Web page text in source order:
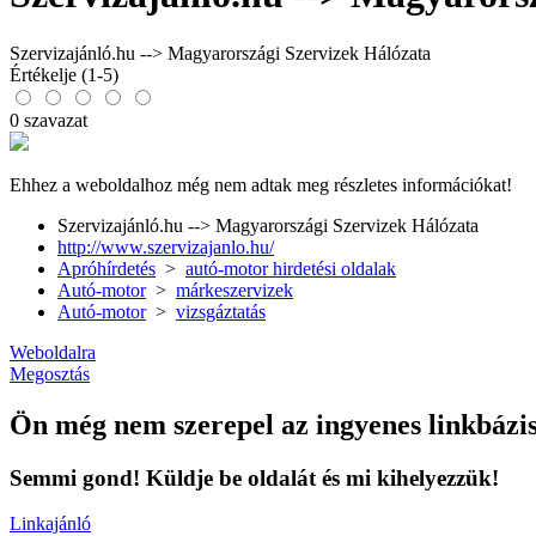
Szervizajánló.hu --> Magyarországi Szervizek Hálózata
Értékelje (1-5)
0 szavazat
Ehhez a weboldalhoz még nem adtak meg részletes információkat!
Szervizajánló.hu --> Magyarországi Szervizek Hálózata
http://www.szervizajanlo.hu/
Apróhírdetés > autó-motor hirdetési oldalak
Autó-motor> márkeszervizek
Autó-motor> vizsgáztatás
Weboldalra
Megosztás
Ön még nem szerepel az ingyenes
Semmi gond! Küldje be oldalát és mi kihelyezzük!
Linkajánló